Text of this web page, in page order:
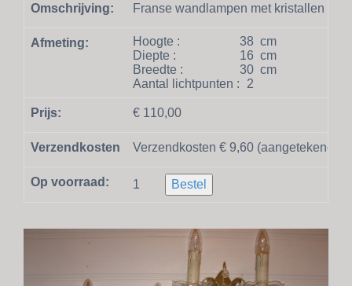
Omschrijving: Franse wandlampen met kristallen
Afmeting: Hoogte : 38 cm
Diepte :
16 cm
Breedte :
30 cm
Aantal lichtpunten :
2
Prijs: € 110,00
Verzendkosten Verzendkosten € 9,60 (aangetekend
Op voorraad: 1 Bestel